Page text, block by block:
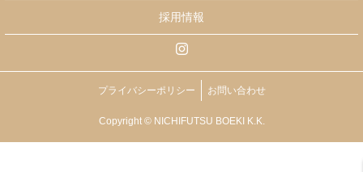
採用情報
プライバシーポリシー お問い合わせ
Copyright © NICHIFUTSU BOEKI K.K.